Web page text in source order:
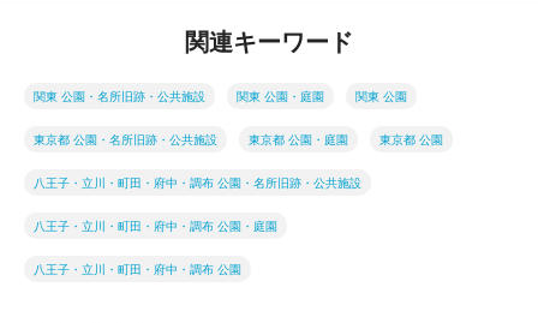
関連キーワード
関東 公園・名所旧跡・公共施設 関東 公園・庭園 関東 公園
東京都 公園・名所旧跡・公共施設 東京都 公園・庭園 東京都 公園
八王子・立川・町田・府中・調布 公園・名所旧跡・公共施設
八王子・立川・町田・府中・調布 公園・庭園
八王子・立川・町田・府中・調布 公園